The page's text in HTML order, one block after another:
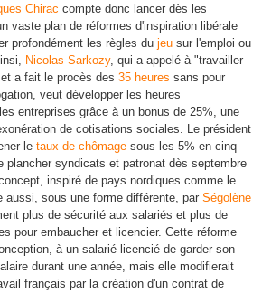
Chirac compte donc lancer dès les
vaste plan de réformes d'inspiration libérale
profondément les règles du jeu sur l'emploi ou
Nicolas Sarkozy, qui a appelé à "travailler
a fait le procès des 35 heures sans pour
veut développer les heures
entreprises grâce à un bonus de 25%, une
de cotisations sociales. Le président
le taux de chômage sous les 5% en cinq
plancher syndicats et patronat dès septembre
inspiré de pays nordiques comme le
aussi, sous une forme différente, par Ségolène
plus de sécurité aux salariés et plus de
pour embaucher et licencier. Cette réforme
à un salarié licencié de garder son
durant une année, mais elle modifierait
français par la création d'un contrat de